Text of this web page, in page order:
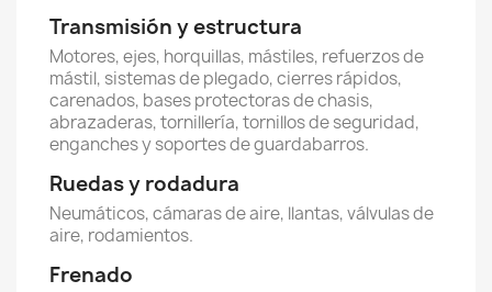
Transmisión y estructura
Motores, ejes, horquillas, mástiles, refuerzos de
mástil, sistemas de plegado, cierres rápidos,
carenados, bases protectoras de chasis,
abrazaderas, tornillería, tornillos de seguridad,
enganches y soportes de guardabarros.
Ruedas y rodadura
Neumáticos, cámaras de aire, llantas, válvulas de
aire, rodamientos.
Frenado